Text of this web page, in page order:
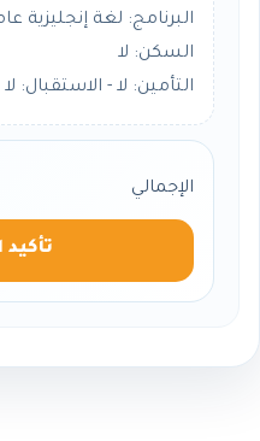
البرنامج: لغة إنجليزية عامة -
السكن: لا
التأمين: لا - الاستقبال: لا
الإجمالي
تأكيد